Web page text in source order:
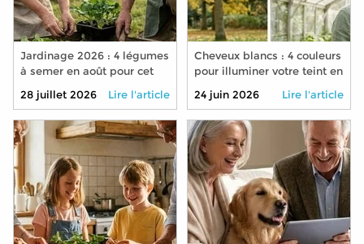
Jardinage 2026 : 4 légumes
à semer en août pour cet
28 juillet 2026 Lire l'article
Cheveux blancs : 4 couleurs
pour illuminer votre teint en
24 juin 2026 Lire l'article